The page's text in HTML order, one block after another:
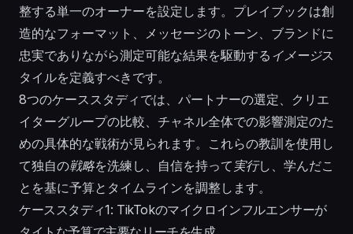
整する単一のオーナーを設定します。プレイブックは創
造的なフォーマット、メッセージのトーン、ブランドに
忠実でありながら測定可能な結果を駆動する イメージス
タイルを定義すべきです。
8つのケーススタディでは、パートナーの選定、クリエ
イターグループの比較、チャネル全体での影響測定のた
めの具体的な戦術が見られます。これらの教訓を使用し
て独自の戦略を洗練し、自信を持って 実行し、学んだこ
とを基に予算とタイムラインを調整します。
ケーススタディ1: TikTokのマイクロインフルエンサーが